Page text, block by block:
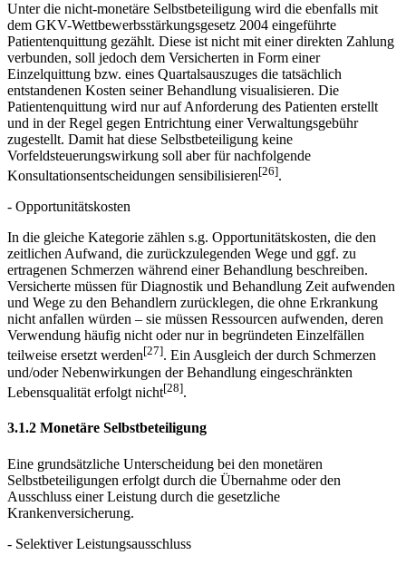
Unter die nicht-monetäre Selbstbeteiligung wird die ebenfalls mit
dem GKV-Wettbewerbsstärkungsgesetz 2004 eingeführte
Patientenquittung gezählt. Diese ist nicht mit einer direkten Zahlung
verbunden, soll jedoch dem Versicherten in Form einer
Einzelquittung bzw. eines Quartalsauszuges die tatsächlich
entstandenen Kosten seiner Behandlung visualisieren. Die
Patientenquittung wird nur auf Anforderung des Patienten erstellt
und in der Regel gegen Entrichtung einer Verwaltungsgebühr
zugestellt. Damit hat diese Selbstbeteiligung keine
Vorfeldsteuerungswirkung soll aber für nachfolgende
Konsultationsentscheidungen sensibilisieren[26].
- Opportunitätskosten
In die gleiche Kategorie zählen s.g. Opportunitätskosten, die den
zeitlichen Aufwand, die zurückzulegenden Wege und ggf. zu
ertragenen Schmerzen während einer Behandlung beschreiben.
Versicherte müssen für Diagnostik und Behandlung Zeit aufwenden
und Wege zu den Behandlern zurücklegen, die ohne Erkrankung
nicht anfallen würden – sie müssen Ressourcen aufwenden, deren
Verwendung häufig nicht oder nur in begründeten Einzelfällen
teilweise ersetzt werden[27]. Ein Ausgleich der durch Schmerzen
und/oder Nebenwirkungen der Behandlung eingeschränkten
Lebensqualität erfolgt nicht[28].
3.1.2 Monetäre Selbstbeteiligung
Eine grundsätzliche Unterscheidung bei den monetären
Selbstbeteiligungen erfolgt durch die Übernahme oder den
Ausschluss einer Leistung durch die gesetzliche
Krankenversicherung.
- Selektiver Leistungsausschluss